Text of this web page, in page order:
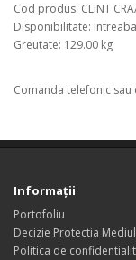
Cod produs: CLINT
Disponibilitate: Intreaba
Greutate: 129.00 kg
Comanda telefonic
Informaţii
Portofoliu
Decizie Protectia
Politica de